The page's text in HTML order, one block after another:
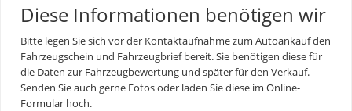
Diese Informationen benötigen wir
Bitte legen Sie sich vor der Kontaktaufnahme zum Autoankauf den
Fahrzeugschein und Fahrzeugbrief bereit. Sie benötigen diese für
die Daten zur Fahrzeugbewertung und später für den Verkauf.
Senden Sie auch gerne Fotos oder laden Sie diese im Online-
Formular hoch.